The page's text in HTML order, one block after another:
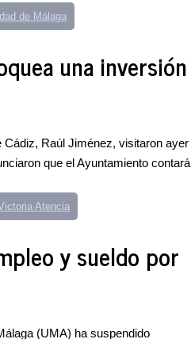
de Málaga
una inversión
Cádiz, Raúl Jiménez, visitaron ayer
que el Ayuntamiento contará
Atencia
y sueldo por
(UMA) ha suspendido